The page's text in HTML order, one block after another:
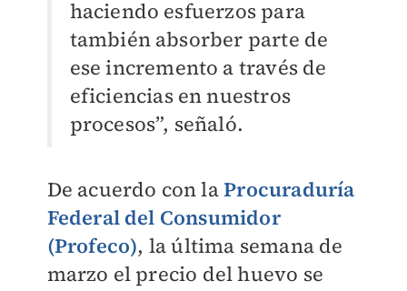
haciendo esfuerzos para
también absorber parte de
ese incremento a través de
eficiencias en nuestros
procesos”, señaló.
De acuerdo con laProcuraduría
Federal del Consumidor
(Profeco), la última semana de
marzo el precio del huevo se